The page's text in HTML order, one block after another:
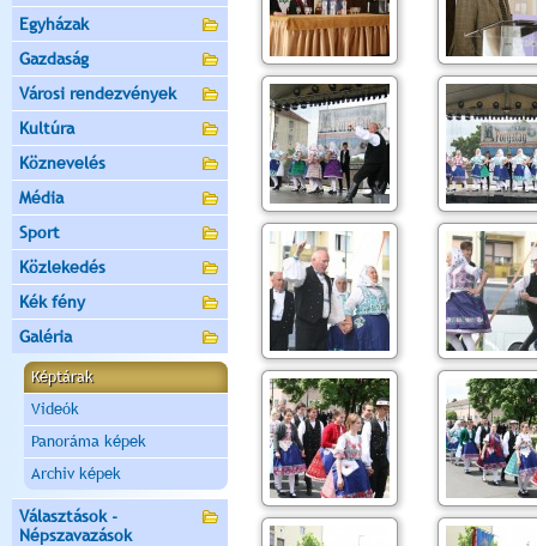
Egyházak
Gazdaság
Városi rendezvények
Kultúra
Köznevelés
Média
Sport
Közlekedés
Kék fény
Galéria
Képtárak
Videók
Panoráma képek
Archiv képek
Választások -
Népszavazások